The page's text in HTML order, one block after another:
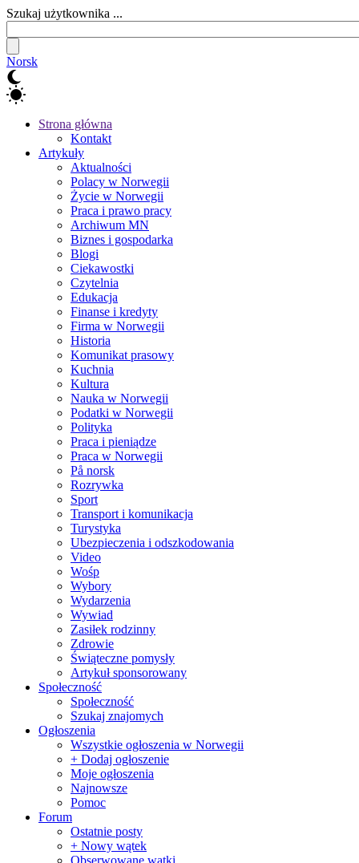
Szukaj użytkownika ...
Norsk
Strona główna
Kontakt
Artykuły
Aktualności
Polacy w Norwegii
Życie w Norwegii
Praca i prawo pracy
Archiwum MN
Biznes i gospodarka
Blogi
Ciekawostki
Czytelnia
Edukacja
Finanse i kredyty
Firma w Norwegii
Historia
Komunikat prasowy
Kuchnia
Kultura
Nauka w Norwegii
Podatki w Norwegii
Polityka
Praca i pieniądze
Praca w Norwegii
På norsk
Rozrywka
Sport
Transport i komunikacja
Turystyka
Ubezpieczenia i odszkodowania
Video
Wośp
Wybory
Wydarzenia
Wywiad
Zasiłek rodzinny
Zdrowie
Świąteczne pomysły
Artykuł sponsorowany
Społeczność
Społeczność
Szukaj znajomych
Ogłoszenia
Wszystkie ogłoszenia w Norwegii
+ Dodaj ogłoszenie
Moje ogłoszenia
Najnowsze
Pomoc
Forum
Ostatnie posty
+ Nowy wątek
Obserwowane wątki